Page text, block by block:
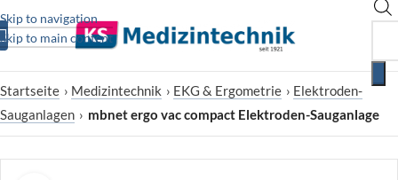
Skip to navigation
Skip to main content
Startseite › Medizintechnik › EKG & Ergometrie › Elektroden-
Sauganlagen › mbnet ergo vac compact Elektroden-Sauganlage